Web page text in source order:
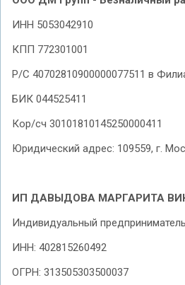
ИНН 5053042910
КПП 772301001
Р/С 40702810900000077511 в
БИК 044525411
Кор/сч 30101810145250000411
Юридический адрес: 109559, г.
ИП ДАВЫДОВА МАРГАРИТА
Индивидуальный
ИНН: 402815260492
ОГРН: 313505303500037